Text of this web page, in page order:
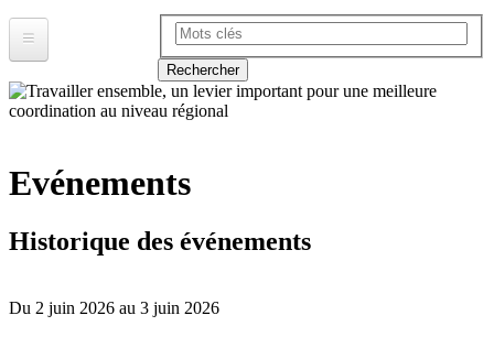
Rechercher
ARAA
Zone d’intervention
ECOWAP
Vision stratégique
Politique agricole régionale.
Evénements
Historique des événements
Du 2 juin 2026 au 3 juin 2026